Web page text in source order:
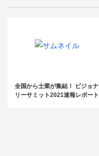
全国から士業が集結！ ビジョナ
リーサミット2021速報レポート